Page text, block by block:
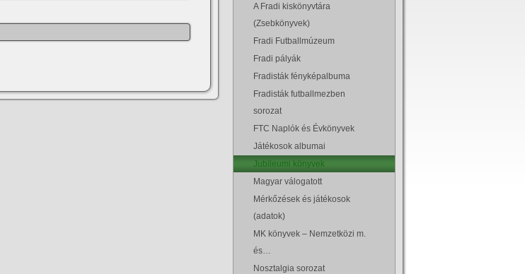
A Fradi kiskönyvtára
(Zsebkönyvek)
Fradi Futballmúzeum
Fradi pályák
Fradisták fényképalbuma
Fradisták futballmezben
sorozat
FTC Naplók és Évkönyvek
Játékosok albumai
Jubileumi könyvek
Magyar válogatott
Mérkőzések és játékosok
(adatok)
MK könyvek – Nemzetközi m.
és…
Nosztalgia sorozat